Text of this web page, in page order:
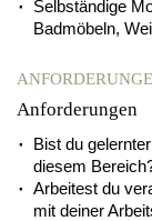
Selbständige
Badmöbeln,
Anforderungen
Bist du
diesem
Arbeitest du
mit deiner